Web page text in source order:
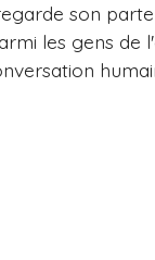
son
les gens de